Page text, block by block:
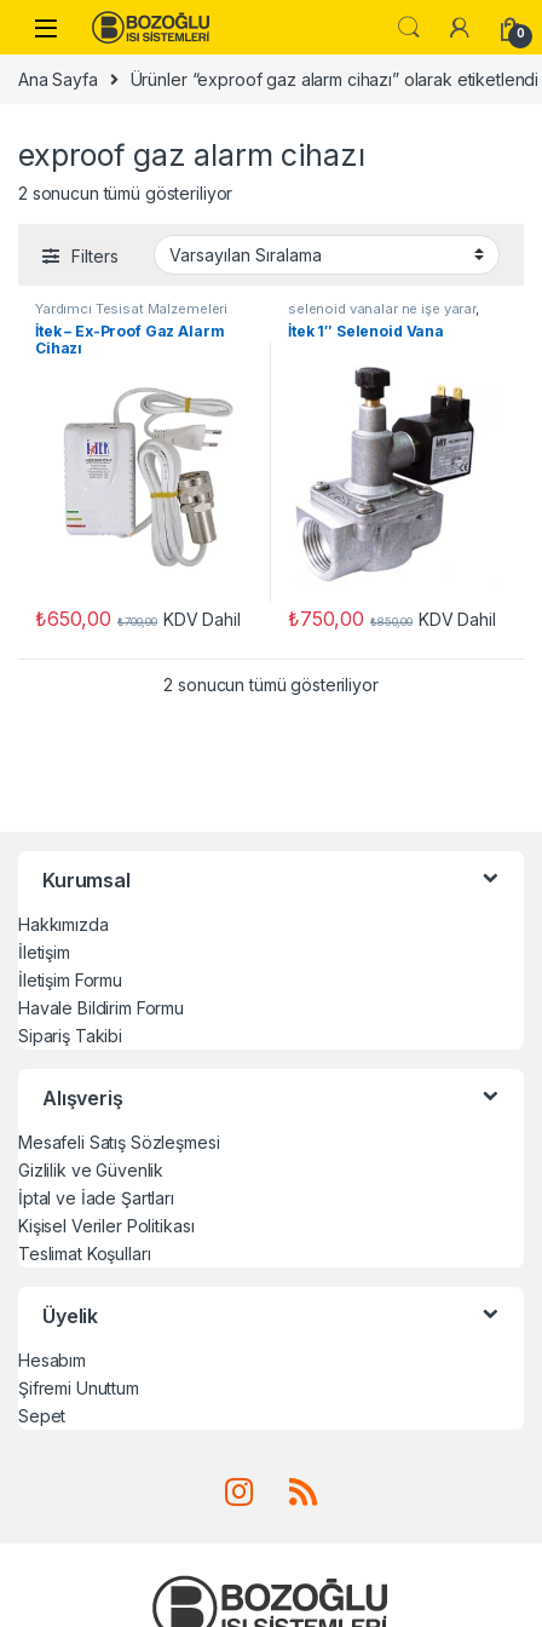
Skip to navigation
Skip to content
0
Ana Sayfa Ürünler “exproof gaz alarm cihazı” olarak etiketlendi
exproof gaz alarm cihazı
2 sonucun tümü gösteriliyor
Filters
Yardımcı Tesisat Malzemeleri
İtek – Ex-Proof Gaz Alarm
Cihazı
₺650,00 ₺700,00 KDV Dahil
selenoid vanalar ne işe yarar,
Yardımcı Tesisat Malzemeleri
İtek 1″ Selenoid Vana
₺750,00 ₺850,00 KDV Dahil
2 sonucun tümü gösteriliyor
Kurumsal
Hakkımızda
İletişim
İletişim Formu
Havale Bildirim Formu
Sipariş Takibi
Alışveriş
Mesafeli Satış Sözleşmesi
Gizlilik ve Güvenlik
İptal ve İade Şartları
Kişisel Veriler Politikası
Teslimat Koşulları
Üyelik
Hesabım
Şifremi Unuttum
Sepet